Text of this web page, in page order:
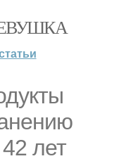
лет